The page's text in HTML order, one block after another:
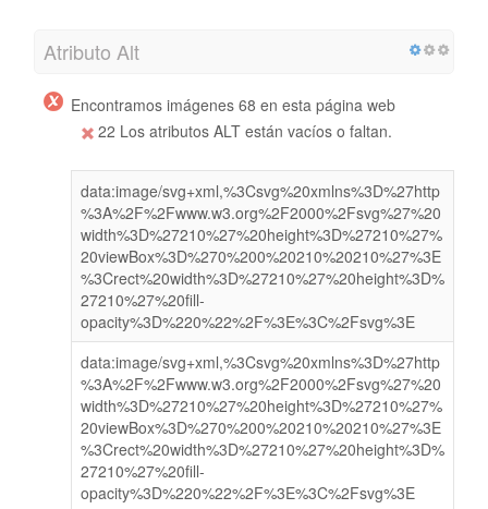
Atributo Alt
Encontramos imágenes 68 en esta página web
22 Los atributos ALT están vacíos o faltan.
data:image/svg+xml,%3Csvg%20xmlns%3D%27http
%3A%2F%2Fwww.w3.org%2F2000%2Fsvg%27%20
width%3D%27210%27%20height%3D%27210%27%
20viewBox%3D%270%200%20210%20210%27%3E
%3Crect%20width%3D%27210%27%20height%3D%
27210%27%20fill-
opacity%3D%220%22%2F%3E%3C%2Fsvg%3E
data:image/svg+xml,%3Csvg%20xmlns%3D%27http
%3A%2F%2Fwww.w3.org%2F2000%2Fsvg%27%20
width%3D%27210%27%20height%3D%27210%27%
20viewBox%3D%270%200%20210%20210%27%3E
%3Crect%20width%3D%27210%27%20height%3D%
27210%27%20fill-
opacity%3D%220%22%2F%3E%3C%2Fsvg%3E